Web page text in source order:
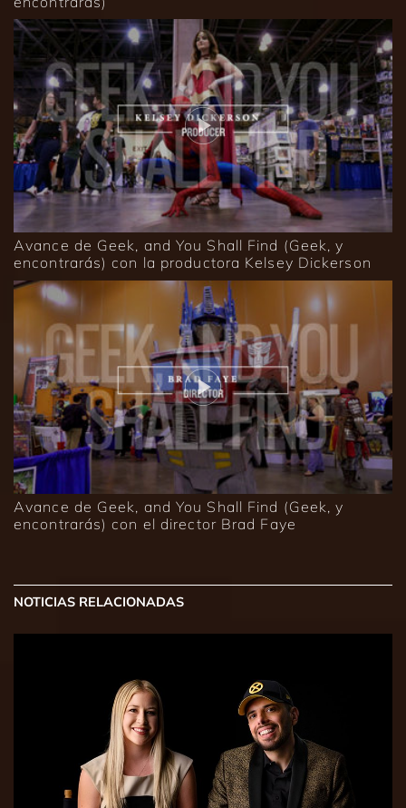
Avance de Geek, and You Shall Find (Geek, y
encontrarás) con la productora Kelsey Dickerson
Avance de Geek, and You Shall Find (Geek, y
encontrarás) con el director Brad Faye
NOTICIAS RELACIONADAS